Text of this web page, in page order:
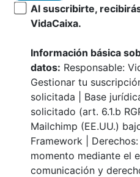
Al suscribirte,
VidaCaixa.
Información básica
datos: Responsable:
Gestionar tu
solicitada | Base
solicitado (art. 6.1.b
Mailchimp (EE.UU.)
Framework |
momento mediante el
comunicación y